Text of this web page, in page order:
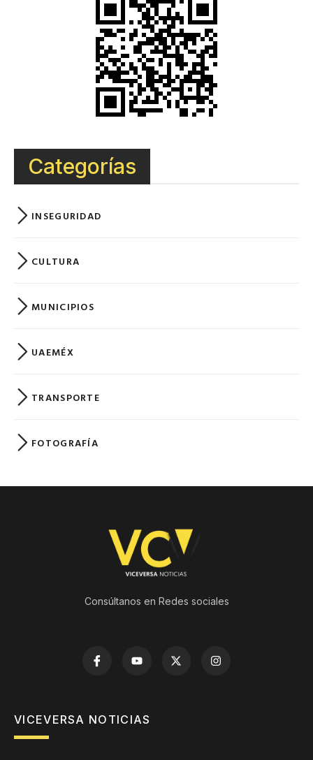
Categorías
INSEGURIDAD
CULTURA
MUNICIPIOS
UAEMÉX
TRANSPORTE
FOTOGRAFÍA
Consúltanos en Redes sociales
VICEVERSA NOTICIAS